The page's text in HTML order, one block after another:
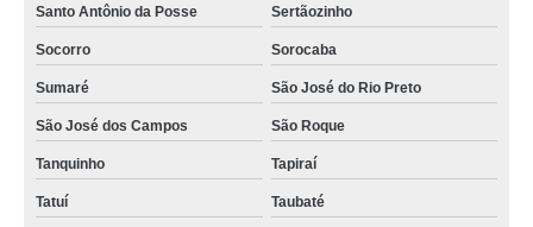
onde encontrar tag etiqueta Bragança Paulista
onde encontrar tag etiqueta Jacareí
Santo Antônio da Posse Sertãozinho
Socorro Sorocaba
Sumaré São José do Rio Preto
São José dos Campos São Roque
Tanquinho Tapiraí
Tatuí Taubaté